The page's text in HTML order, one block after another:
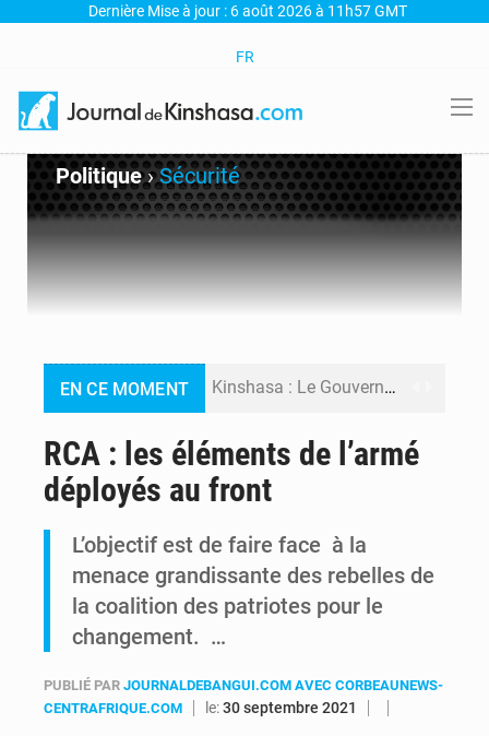
Dernière Mise à jour : 6 août 2026 à 11h57 GMT
FR
Politique›Sécurité
EN CE MOMENT Kinshasa : Le Gouvernement provincial annonce la construction imminente du boulevard Étienne Tshisekedi
FIFA : sous pression, Gianni Infantino convoque une réunion de crise au Maroc après l’échec de son projet de réforme
RCA : les éléments de l’armé
déployés au front
L’objectif est de faire face à la
menace grandissante des rebelles de
la coalition des patriotes pour le
changement. …
PUBLIÉ PAR JOURNALDEBANGUI.COM AVEC CORBEAUNEWS-
CENTRAFRIQUE.COM
le:30 septembre 2021